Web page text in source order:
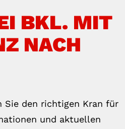
BKL. MIT
NACH
Sie den richtigen Kran für
und aktuellen